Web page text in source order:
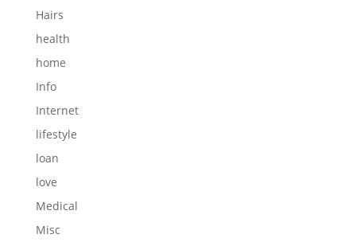
Hairs
health
home
Info
Internet
lifestyle
loan
love
Medical
Misc